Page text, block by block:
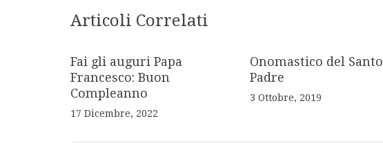
Articoli Correlati
Fai gli auguri Papa
Francesco: Buon
Compleanno
17 Dicembre, 2022
Onomastico del Santo
Padre
3 Ottobre, 2019